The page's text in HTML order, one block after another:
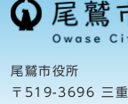
尾鷲市役所
〒519-3696 三